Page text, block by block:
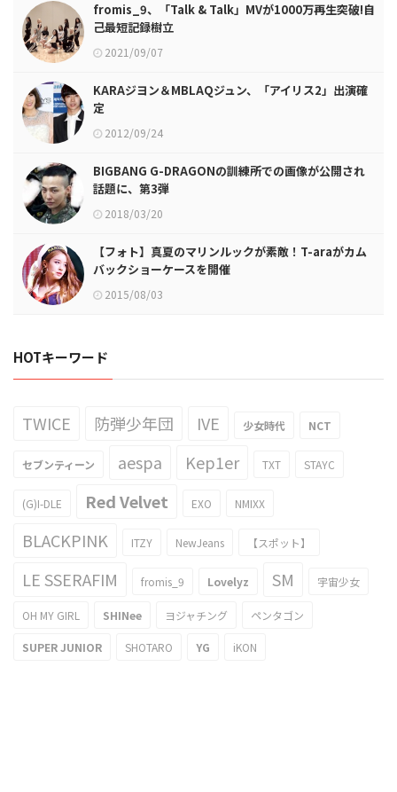
fromis_9、「Talk & Talk」MVが1000万再生突破!自
己最短記録樹立
2021/09/07
KARAジヨン＆MBLAQジュン、「アイリス2」出演確
定
2012/09/24
BIGBANG G-DRAGONの訓練所での画像が公開され
話題に、第3弾
2018/03/20
【フォト】真夏のマリンルックが素敵！T-araがカム
バックショーケースを開催
2015/08/03
HOTキーワード
TWICE 防弾少年団 IVE 少女時代 NCT
セブンティーン aespa Kep1er TXT STAYC
(G)I-DLE Red Velvet EXO NMIXX
BLACKPINK ITZY NewJeans 【スポット】
LE SSERAFIM fromis_9 Lovelyz SM 宇宙少女
OH MY GIRL SHINee ヨジャチング ペンタゴン
SUPER JUNIOR SHOTARO YG iKON